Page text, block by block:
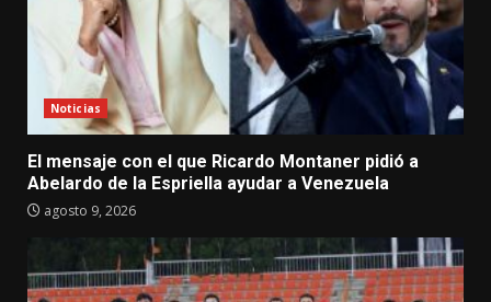
Noticias
El mensaje con el que Ricardo Montaner pidió a
Abelardo de la Espriella ayudar a Venezuela
agosto 9, 2026